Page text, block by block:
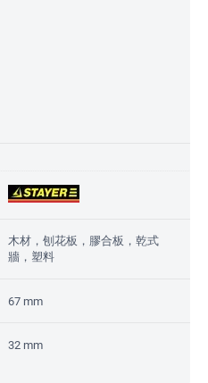
木材，刨花板，膠合板，乾式
牆，塑料
67 mm
32 mm